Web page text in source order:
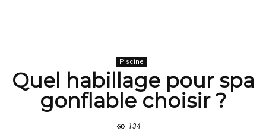
Piscine
Quel habillage pour spa
gonflable choisir ?
134